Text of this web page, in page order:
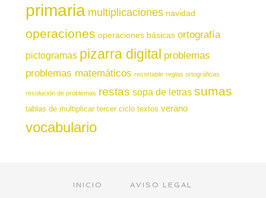
primaria multiplicaciones navidad
operaciones operaciones básicas ortografía
pictogramas pizarra digital problemas
problemas matemáticos recortable reglas ortográficas
resolución de problemas restas sopa de letras sumas
tablas de multiplicar tercer ciclo textos verano
vocabulario
INICIO
AVISO LEGAL